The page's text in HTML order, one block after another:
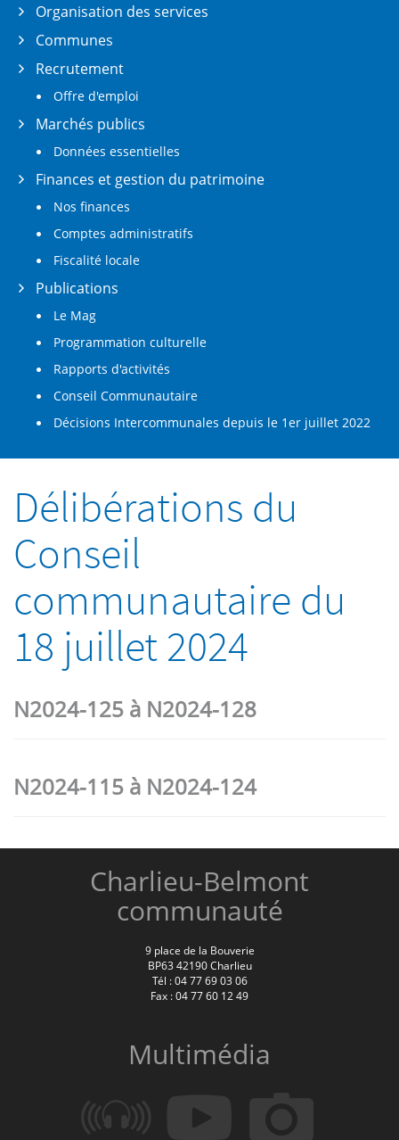
Organisation des services
Communes
Recrutement
Offre d'emploi
Marchés publics
Données essentielles
Finances et gestion du patrimoine
Nos finances
Comptes administratifs
Fiscalité locale
Publications
Le Mag
Programmation culturelle
Rapports d'activités
Conseil Communautaire
Décisions Intercommunales depuis le 1er juillet 2022
Délibérations du
Conseil
communautaire du
18 juillet 2024
N2024-125 à N2024-128
N2024-115 à N2024-124
Charlieu-Belmont
communauté
9 place de la Bouverie
BP63 42190 Charlieu
Tél : 04 77 69 03 06
Fax : 04 77 60 12 49
Multimédia